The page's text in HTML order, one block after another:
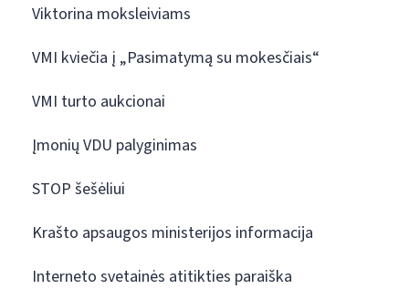
Viktorina moksleiviams
VMI kviečia į „Pasimatymą su mokesčiais“
VMI turto aukcionai
Įmonių VDU palyginimas
STOP šešėliui
Krašto apsaugos ministerijos informacija
Interneto svetainės atitikties paraiška